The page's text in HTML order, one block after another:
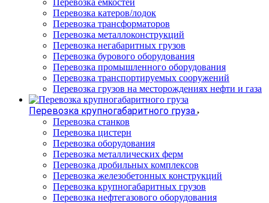
Перевозка емкостей
Перевозка катеров/лодок
Перевозка трансформаторов
Перевозка металлоконструкций
Перевозка негабаритных грузов
Перевозка бурового оборудования
Перевозка промышленного оборудования
Перевозка транспортируемых сооружений
Перевозка грузов на месторождениях нефти и газа
Перевозка крупногабаритного груза
Перевозка станков
Перевозка цистерн
Перевозка оборудования
Перевозка металлических ферм
Перевозка дробильных комплексов
Перевозка железобетонных конструкций
Перевозка крупногабаритных грузов
Перевозка нефтегазового оборудования